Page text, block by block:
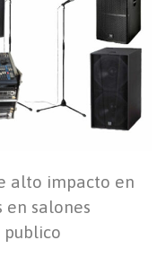
alto impacto en
en salones
publico